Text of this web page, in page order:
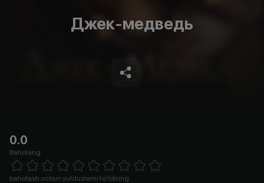
Джек-медведь
0.0
Baholang
1 Star 2 Stars 3 Stars 4 Stars5 Stars 6 Stars7 Stars8 Stars
baholash uchun yulduzlarni to'ldiring